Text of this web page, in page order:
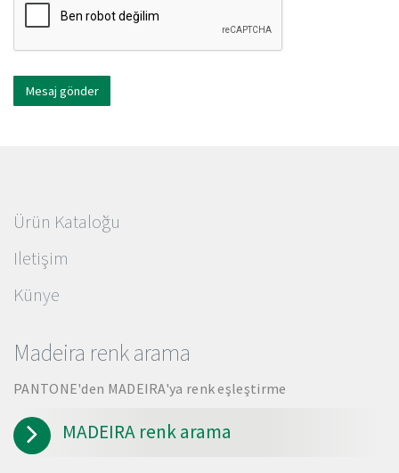
Mesaj gönder
Ürün Kataloğu
Iletişim
Künye
Madeira renk arama
PANTONE'den MADEIRA'ya renk eşleştirme
MADEIRA renk arama